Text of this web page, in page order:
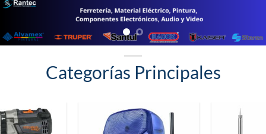
Categorías Principales